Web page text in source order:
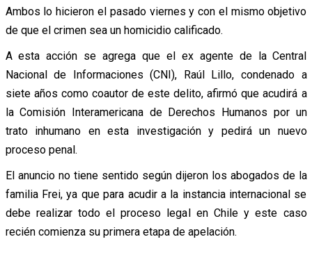
Ambos lo hicieron el pasado viernes y con el mismo objetivo
de que el crimen sea un homicidio calificado.
A esta acción se agrega que el ex agente de la Central
Nacional de Informaciones (CNI), Raúl Lillo, condenado a
siete años como coautor de este delito, afirmó que acudirá a
la Comisión Interamericana de Derechos Humanos por un
trato inhumano en esta investigación y pedirá un nuevo
proceso penal.
El anuncio no tiene sentido según dijeron los abogados de la
familia Frei, ya que para acudir a la instancia internacional se
debe realizar todo el proceso legal en Chile y este caso
recién comienza su primera etapa de apelación.